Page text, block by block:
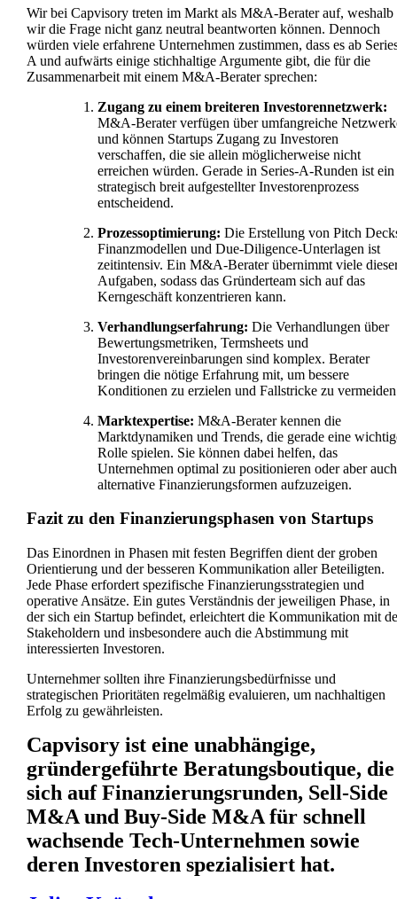
Wir bei Capvisory treten im Markt als M&A-Berater auf, weshalb
wir die Frage nicht ganz neutral beantworten können. Dennoch
würden viele erfahrene Unternehmen zustimmen, dass es ab
A und aufwärts einige stichhaltige Argumente gibt, die für die
Zusammenarbeit mit einem M&A-Berater sprechen:
Zugang zu einem breiteren Investorennetzwerk:
M&A-Berater verfügen über umfangreiche
und können Startups Zugang zu Investoren
verschaffen, die sie allein möglicherweise nicht
erreichen würden. Gerade in Series-A-Runden ist ein
strategisch breit aufgestellter Investorenprozess
entscheidend.
Prozessoptimierung: Die Erstellung von Pitch
Finanzmodellen und Due-Diligence-Unterlagen ist
zeitintensiv. Ein M&A-Berater übernimmt viele
Aufgaben, sodass das Gründerteam sich auf das
Kerngeschäft konzentrieren kann.
Verhandlungserfahrung: Die Verhandlungen über
Bewertungsmetriken, Termsheets und
Investorenvereinbarungen sind komplex. Berater
bringen die nötige Erfahrung mit, um bessere
Konditionen zu erzielen und Fallstricke zu
Marktexpertise: M&A-Berater kennen die
Marktdynamiken und Trends, die gerade eine
Rolle spielen. Sie können dabei helfen, das
Unternehmen optimal zu positionieren oder aber auch
alternative Finanzierungsformen aufzuzeigen.
Fazit zu den Finanzierungsphasen von Startups
Das Einordnen in Phasen mit festen Begriffen dient der groben
Orientierung und der besseren Kommunikation aller Beteiligten.
Jede Phase erfordert spezifische Finanzierungsstrategien und
operative Ansätze. Ein gutes Verständnis der jeweiligen Phase, in
der sich ein Startup befindet, erleichtert die Kommunikation mit
Stakeholdern und insbesondere auch die Abstimmung mit
interessierten Investoren.
Unternehmer sollten ihre Finanzierungsbedürfnisse und
strategischen Prioritäten regelmäßig evaluieren, um nachhaltigen
Erfolg zu gewährleisten.
Capvisory ist eine unabhängige,
gründergeführte Beratungsboutique, die
sich auf Finanzierungsrunden, Sell-Side
M&A und Buy-Side M&A für schnell
wachsende Tech-Unternehmen sowie
deren Investoren spezialisiert hat.